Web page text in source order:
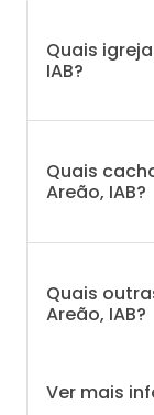
Quais
IAB?
Quais
Areão, IAB?
Quais
Areão, IAB?
Ver mais